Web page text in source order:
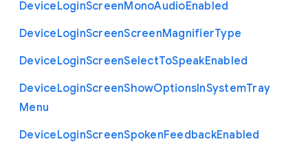
DeviceLoginScreenMonoAudioEnabled
DeviceLoginScreenScreenMagnifierType
DeviceLoginScreenSelectToSpeakEnabled
DeviceLoginScreenShowOptionsInSystemTray
Menu
DeviceLoginScreenSpokenFeedbackEnabled